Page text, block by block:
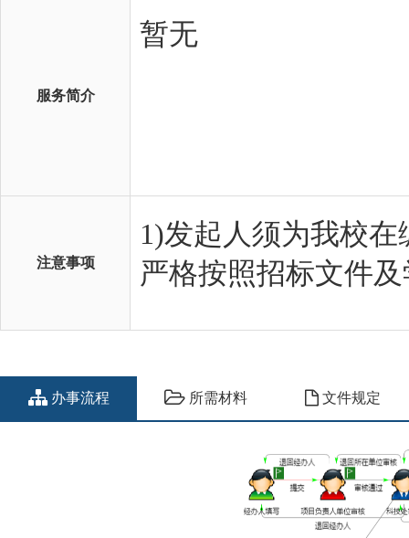
服务简介
注意事项
办事流程 所需材料 文件规定